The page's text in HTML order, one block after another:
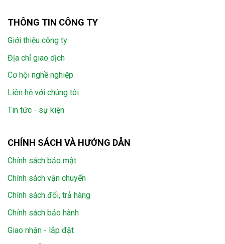
THÔNG TIN CÔNG TY
Giới thiệu công ty
Địa chỉ giao dịch
Cơ hội nghề nghiệp
Liên hệ với chúng tôi
Tin tức - sự kiện
CHÍNH SÁCH VÀ HƯỚNG DẪN
Chính sách bảo mật
Chính sách vận chuyển
Chính sách đổi, trả hàng
Chính sách bảo hành
Giao nhận - lắp đặt